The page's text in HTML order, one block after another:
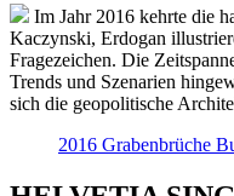
Im Jahr 2016 kehrte die
Kaczynski, Erdogan
Fragezeichen. Die
Trends und Szenarien
sich die geopolitische
2016 Grabenbrüche